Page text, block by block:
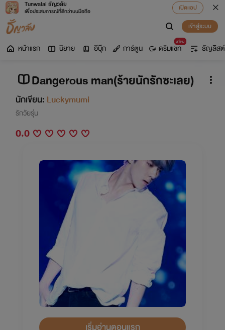
Tunwalai ธัญวลัย
เพื่อประสบการณ์ที่ดีกว่าบนมือถือ
เปิดแอป
เข้าสู่ระบบ
หน้าแรก นิยาย อีบุ๊ก การ์ตูน
มาใหม่
ดรีมแชท ธัญลิสต์
Dangerous man(ร้ายนักรักซะเลย)
นักเขียน: Luckymumi
รักวัยรุ่น
0.0